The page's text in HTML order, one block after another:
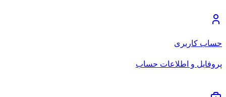
حساب کاربری
پروفایل و اطلاعات حساب